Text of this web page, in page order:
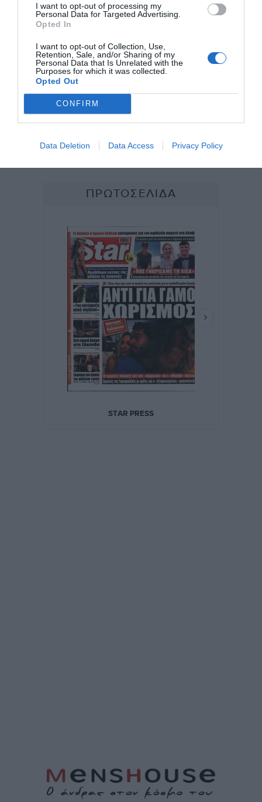
I want to opt-out of processing my
Personal Data for Targeted Advertising.
Opted In
I want to opt-out of Collection, Use,
Retention, Sale, and/or Sharing of my
Personal Data that Is Unrelated with the
Purposes for which it was collected.
Opted Out
CONFIRM
Data Deletion Data Access Privacy Policy